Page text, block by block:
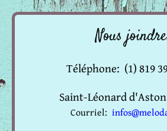
Nous
Téléphone: (1) 819
Saint-Léonard
Courriel: